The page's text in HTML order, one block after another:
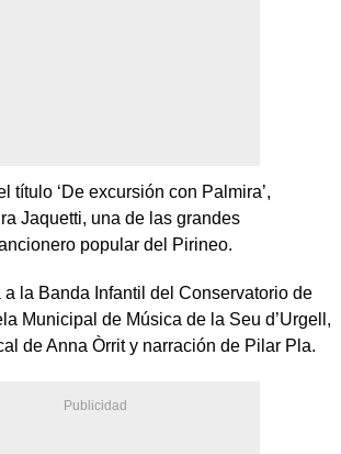
título ‘De excursión con Palmira’,
Jaquetti, una de las grandes
popular del Pirineo.
a la Banda Infantil del Conservatorio de
Municipal de Música de la Seu d’Urgell,
de Anna Òrrit y narración de Pilar Pla.